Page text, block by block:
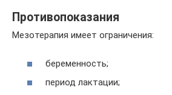
Противопоказания
Мезотерапия имеет ограничения:
беременность;
период лактации;